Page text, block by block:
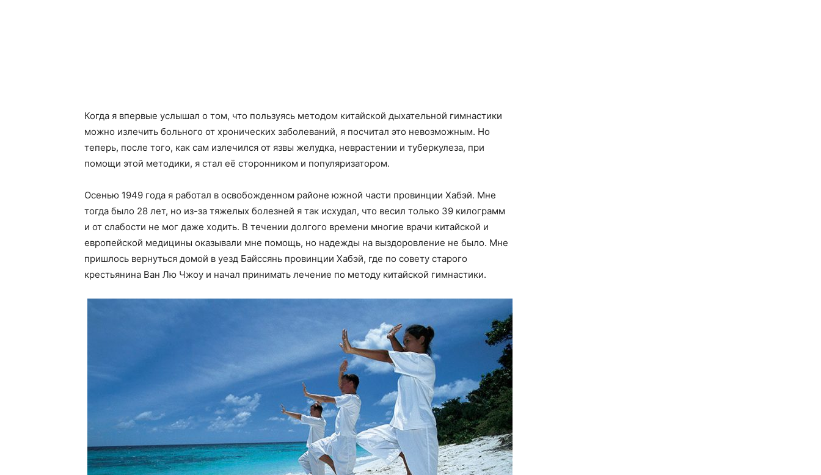
Когда я впервые услышал о том, что пользуясь методом китайской дыхательной гимнастики
можно излечить больного от хронических заболеваний, я посчитал это невозможным. Но
теперь, после того, как сам излечился от язвы желудка, неврастении и туберкулеза, при
помощи этой методики, я стал её сторонником и популяризатором.
Осенью 1949 года я работал в освобожденном районе южной части провинции Хабэй. Мне
тогда было 28 лет, но из-за тяжелых болезней я так исхудал, что весил только 39 килограмм
и от слабости не мог даже ходить. В течении долгого времени многие врачи китайской и
европейской медицины оказывали мне помощь, но надежды на выздоровление не было. Мне
пришлось вернуться домой в уезд Байссянь провинции Хабэй, где по совету старого
крестьянина Ван Лю Чжоу и начал принимать лечение по методу китайской гимнастики.